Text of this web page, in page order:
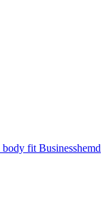
fit Businesshemd